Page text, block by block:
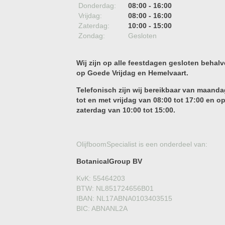
Donderdag:
08:00 - 16:00
Vrijdag:
08:00 - 16:00
Zaterdag:
10:00 - 15:00
Zondag:
Gesloten
Wij zijn op alle feestdagen gesloten
op Goede Vrijdag en Hemelvaart.
Telefonisch zijn wij bereikbaar van
tot en met vrijdag van 08:00 tot 17:00 en op
zaterdag van 10:00 tot 15:00.
OlijfboomSpecialist is een onderdeel van:
BotanicalGroup BV
KvK: 55464203
BTW: NL851724656B01
IBAN: NL17ABNA0103403515
BIC: ABNANL2A